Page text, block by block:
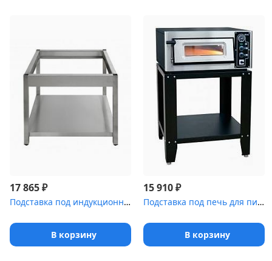
17 865₽
Подставка под индукционную плиту Luxstahl ПИ [4-700]
В корзину
15 910₽
Подставка под печь для пиццы ABAT ПЭП-2 [ПП-2]
В корзину